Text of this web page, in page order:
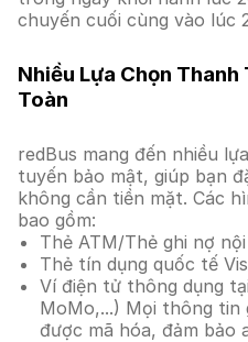
chuyến cuối cùng vào lúc
Nhiều Lựa Chọn Thanh
Toàn
redBus mang đến nhiều
tuyến bảo mật, giúp bạn
không cần tiền mặt. Các
bao gồm:
Thẻ ATM/Thẻ ghi nợ
Thẻ tín dụng quốc tế
Ví điện tử thông dụng
MoMo,...) Mọi thông tin
được mã hóa, đảm bảo